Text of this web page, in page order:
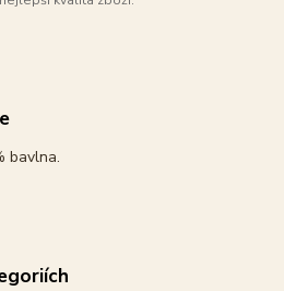
bavlna.